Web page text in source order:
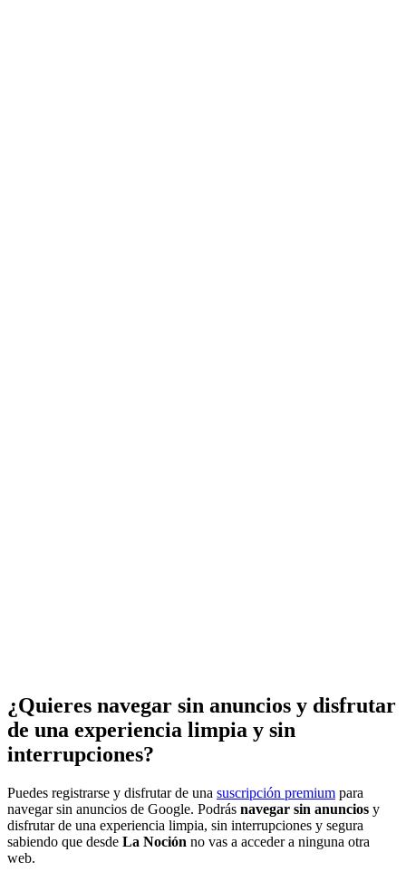
¿Quieres navegar sin anuncios y disfrutar
de una experiencia limpia y sin
interrupciones?
Puedes registrarse y disfrutar de una suscripción premium para
navegar sin anuncios de Google. Podrás navegar sin anuncios y
disfrutar de una experiencia limpia, sin interrupciones y segura
sabiendo que desde La Noción no vas a acceder a ninguna otra
web.